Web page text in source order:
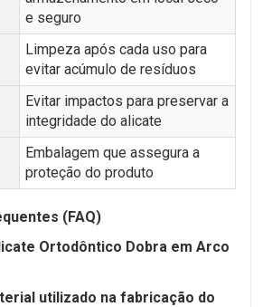
e seguro
Limpeza após cada uso para
evitar acúmulo de resíduos
Evitar impactos para preservar a
integridade do alicate
Embalagem que assegura a
proteção do produto
(FAQ)
Ortodôntico Dobra em Arco
utilizado na fabricação do